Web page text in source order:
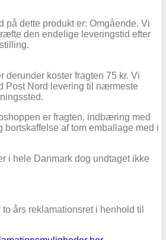
på dette produkt er: Omgående. Vi
den endelige leveringstid efter
derunder koster fragten 75 kr. Vi
Post Nord levering til nærmeste
er fragten, indbæring med
bortskaffelse af tom emballage med i
i hele Danmark dog undtaget ikke
års reklamationsret i henhold til